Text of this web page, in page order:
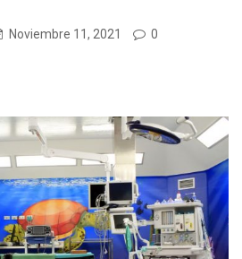
Noviembre 11, 2021 0